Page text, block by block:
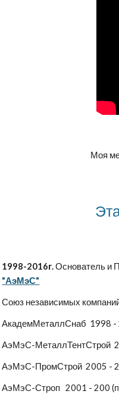
Моя
1998-2016г.Основатель и
"АэМэС"
Союз независимых
АкадемМеталлСнаб 1998 -
АэМэС-МеталлТентСтрой
АэМэС-ПромСтрой 2005 -
АэМэС-Строп 2001 - 200